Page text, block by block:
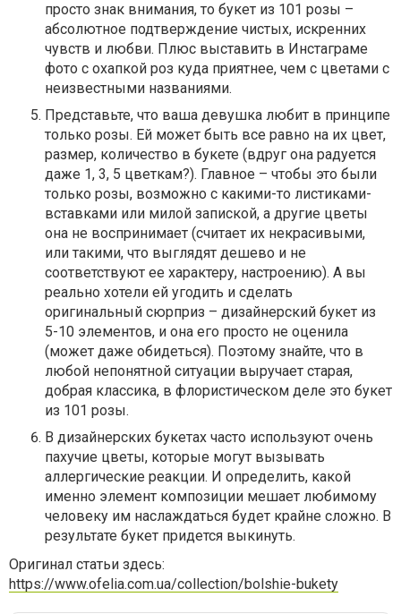
просто знак внимания, то букет из 101 розы –
абсолютное подтверждение чистых, искренних
чувств и любви. Плюс выставить в Инстаграме
фото с охапкой роз куда приятнее, чем с цветами с
неизвестными названиями.
Представьте, что ваша девушка любит в принципе
только розы. Ей может быть все равно на их цвет,
размер, количество в букете (вдруг она радуется
даже 1, 3, 5 цветкам?). Главное – чтобы это были
только розы, возможно с какими-то листиками-
вставками или милой запиской, а другие цветы
она не воспринимает (считает их некрасивыми,
или такими, что выглядят дешево и не
соответствуют ее характеру, настроению). А вы
реально хотели ей угодить и сделать
оригинальный сюрприз – дизайнерский букет из
5-10 элементов, и она его просто не оценила
(может даже обидеться). Поэтому знайте, что в
любой непонятной ситуации выручает старая,
добрая классика, в флористическом деле это букет
из 101 розы.
В дизайнерских букетах часто используют очень
пахучие цветы, которые могут вызывать
аллергические реакции. И определить, какой
именно элемент композиции мешает любимому
человеку им наслаждаться будет крайне сложно. В
результате букет придется выкинуть.
Оригинал статьи здесь:
https://www.ofelia.com.ua/collection/bolshie-bukety